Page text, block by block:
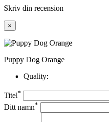
Skriv din recension
×
Puppy Dog Orange
Quality:
Titel*
Ditt namn*